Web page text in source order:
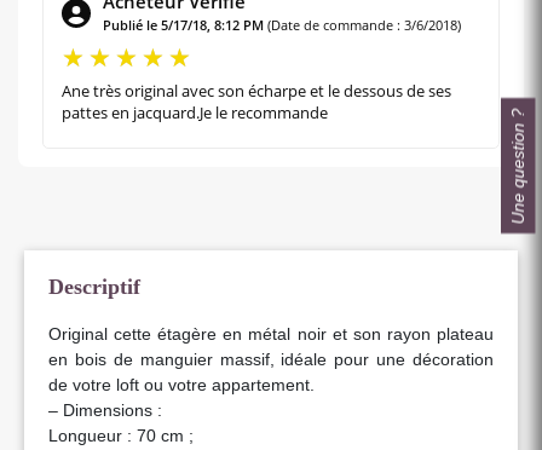
Publié le 5/17/18, 8:12 PM (Date de commande : 3/6/2018)
Ane très original avec son écharpe et le dessous de ses
pattes en jacquard.Je le recommande
Descriptif
Original cette étagère en métal noir et son rayon plateau
en bois de manguier massif, idéale pour une décoration
de votre loft ou votre appartement.
– Dimensions :
Longueur : 70 cm ;
Une question ?